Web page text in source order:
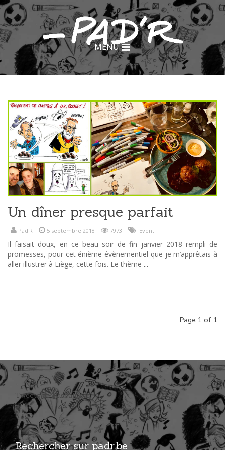
MENU
Un dîner presque parfait
Pad'R 5 septembre 2018 7973 Event
Il faisait doux, en ce beau soir de fin janvier 2018 rempli de
promesses, pour cet énième évènementiel que je m’apprêtais à
aller illustrer à Liège, cette fois. Le thème ...
Page 1 of 1
Tweets de Pascalpadr
Rechercher sur padr.be